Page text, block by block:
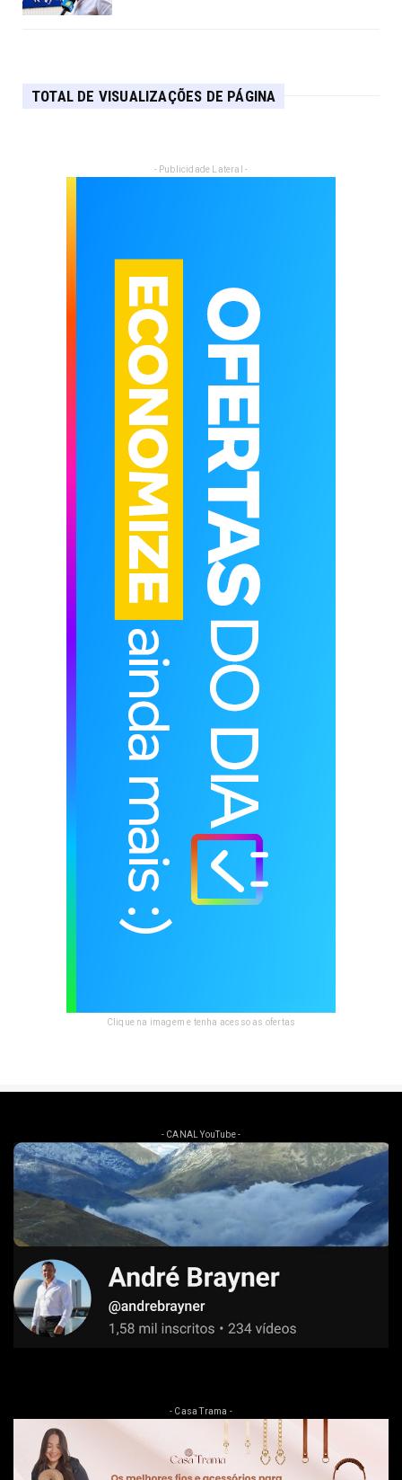
TOTAL DE VISUALIZAÇÕES DE PÁGINA
- Publicidade Lateral -
Clique na imagem e tenha acesso as ofertas
- CANAL YouTube -
- Casa Trama -